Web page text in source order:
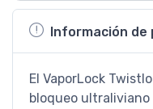
Información de
El VaporLock
bloqueo ultraliviano